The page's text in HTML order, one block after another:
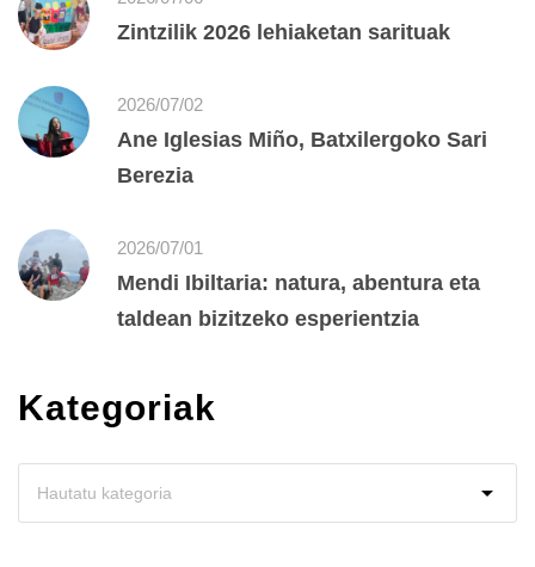
Zintzilik 2026 lehiaketan sarituak
2026/07/02
Ane Iglesias Miño, Batxilergoko Sari
Berezia
2026/07/01
Mendi Ibiltaria: natura, abentura eta
taldean bizitzeko esperientzia
Kategoriak